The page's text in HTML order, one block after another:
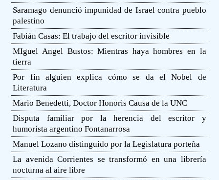
Saramago denunció impunidad de Israel contra pueblo
palestino
Fabián Casas: El trabajo del escritor invisible
MIguel Angel Bustos: Mientras haya hombres en la
tierra
Por fin alguien explica cómo se da el Nobel de
Literatura
Mario Benedetti, Doctor Honoris Causa de la UNC
Disputa familiar por la herencia del escritor y
humorista argentino Fontanarrosa
Manuel Lozano distinguido por la Legislatura porteña
La avenida Corrientes se transformó en una librería
nocturna al aire libre